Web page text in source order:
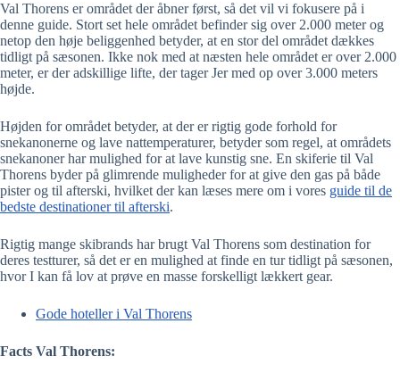
Val Thorens er området der åbner først, så det vil vi fokusere på i
denne guide. Stort set hele området befinder sig over 2.000 meter og
netop den høje beliggenhed betyder, at en stor del området dækkes
tidligt på sæsonen. Ikke nok med at næsten hele området er over 2.000
meter, er der adskillige lifte, der tager Jer med op over 3.000 meters
højde.
Højden for området betyder, at der er rigtig gode forhold for
snekanonerne og lave nattemperaturer, betyder som regel, at områdets
snekanoner har mulighed for at lave kunstig sne. En skiferie til Val
Thorens byder på glimrende muligheder for at give den gas på både
pister og til afterski, hvilket der kan læses mere om i vores guide til de
bedste destinationer til afterski.
Rigtig mange skibrands har brugt Val Thorens som destination for
deres testturer, så det er en mulighed at finde en tur tidligt på sæsonen,
hvor I kan få lov at prøve en masse forskelligt lækkert gear.
Gode hoteller i Val Thorens
Facts Val Thorens: